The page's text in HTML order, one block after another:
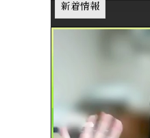
新着情報